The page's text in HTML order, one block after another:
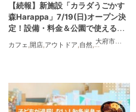
大府市
,東浦
【続報】新施設「カラダうごかす
森Harappa」7/19(日)オープン決
定！設備・料金＆公園で使えるレ
ンタルアイテムも登場
カフェ 開店 アウトドア 自然 まちネタ,